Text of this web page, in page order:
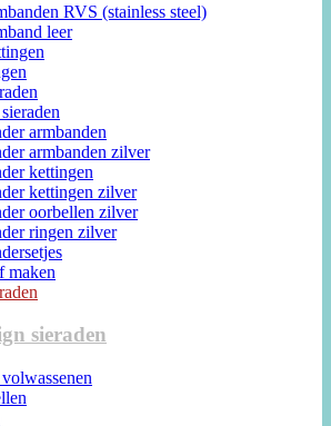
RVS (stainless steel)
leer
armbanden
armbanden zilver
kettingen
kettingen zilver
oorbellen zilver
ringen zilver
maken
sieraden